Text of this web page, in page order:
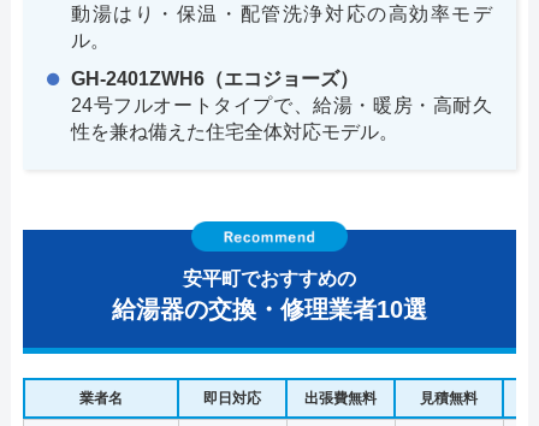
動湯はり・保温・配管洗浄対応の高効率モデ
ル。
GH-2401ZWH6（エコジョーズ）
24号フルオートタイプで、給湯・暖房・高耐久
性を兼ね備えた住宅全体対応モデル。
安平町でおすすめの
給湯器の交換・修理業者10選
業者名 即日対応 出張費無料 見積無料